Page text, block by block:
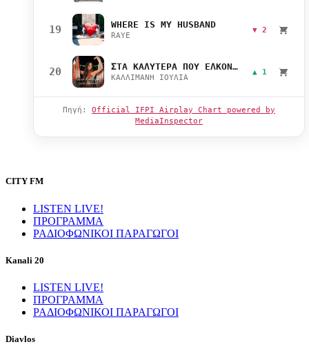
19 WHERE IS MY HUSBAND
RAYE
▼ 2
20 ΣΤΑ ΚΑΛΥΤΕΡΑ ΠΟΥ ΕΛΚΟΝΤΑΙ
ΚΑΛΛΙΜΑΝΗ ΙΟΥΛΙΑ
▲ 1
Πηγή: Official IFPI Airplay Chart powered by
MediaInspector
CITY FM
LISTEN LIVE!
ΠΡΟΓΡΑΜΜΑ
ΡΑΔΙΟΦΩΝΙΚΟΙ ΠΑΡΑΓΩΓΟΙ
Kanali 20
LISTEN LIVE!
ΠΡΟΓΡΑΜΜΑ
ΡΑΔΙΟΦΩΝΙΚΟΙ ΠΑΡΑΓΩΓΟΙ
Diavlos